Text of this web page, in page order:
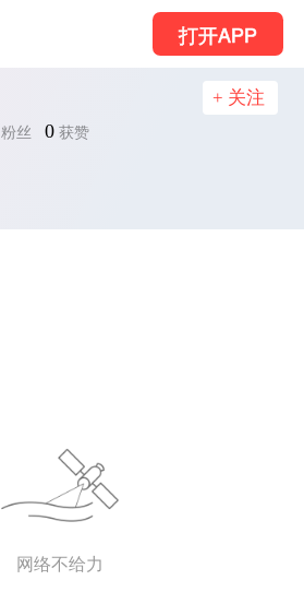
打开APP
粉丝 0 获赞
+ 关注
网络不给力